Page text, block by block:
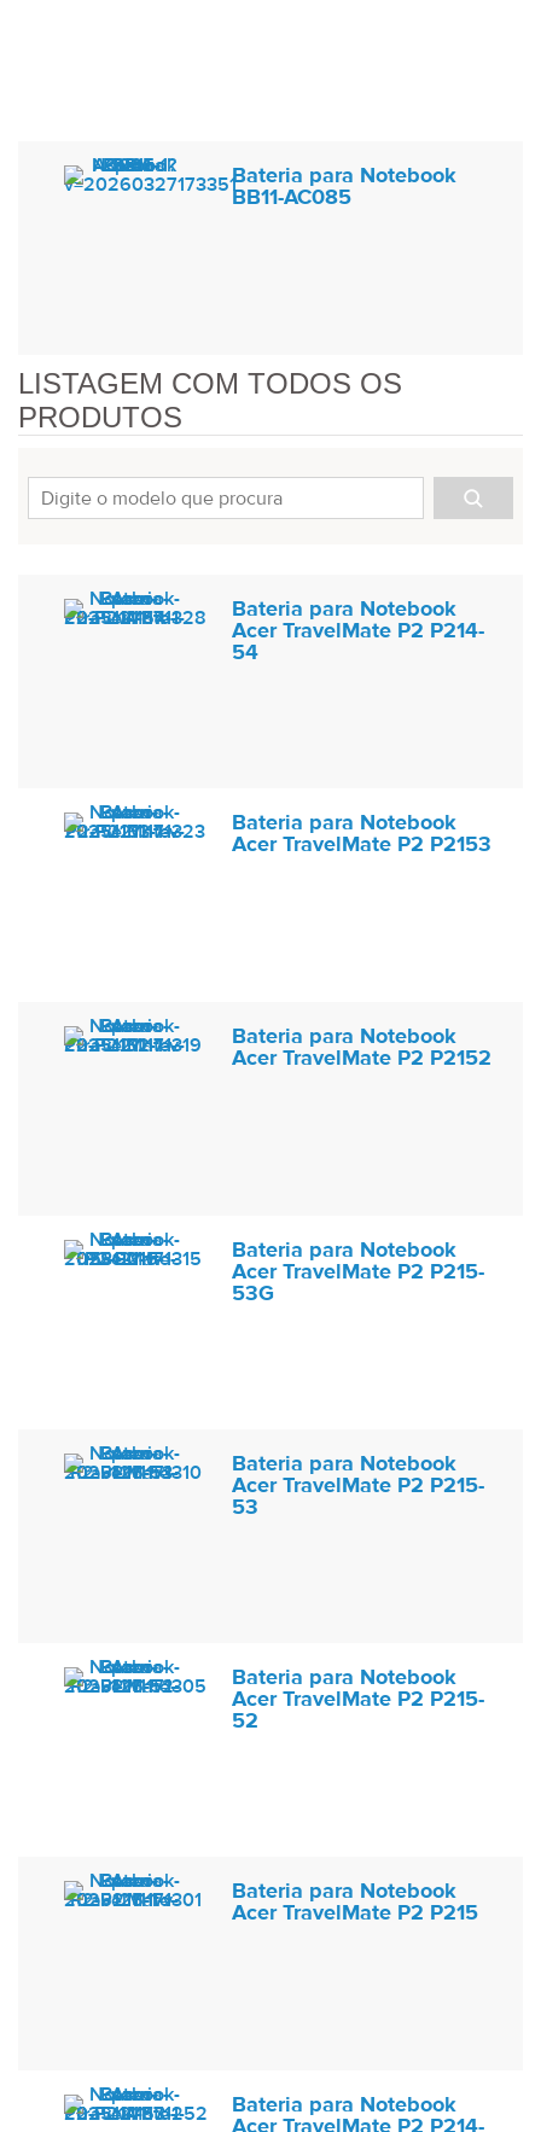
Bateria para Notebook
BB11-AC085
LISTAGEM COM TODOS OS
PRODUTOS
Bateria para Notebook
Acer TravelMate P2 P214-
54
Bateria para Notebook
Acer TravelMate P2 P2153
Bateria para Notebook
Acer TravelMate P2 P2152
Bateria para Notebook
Acer TravelMate P2 P215-
53G
Bateria para Notebook
Acer TravelMate P2 P215-
53
Bateria para Notebook
Acer TravelMate P2 P215-
52
Bateria para Notebook
Acer TravelMate P2 P215
Bateria para Notebook